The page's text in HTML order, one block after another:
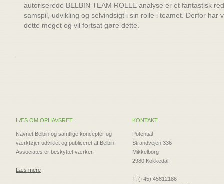
autoriserede BELBIN TEAM ROLLE analyse er et fantastisk
samspil, udvikling og selvindsigt i sin rolle i teamet. Derfor har
dette meget og vil fortsat gøre dette.
LÆS OM OPHAVSRET
Navnet Belbin og samtlige koncepter og
værktøjer udviklet og publiceret af Belbin
Associates er beskyttet værker.
Læs mere
KONTAKT
Potential
Strandvejen 336
Mikkelborg
2980 Kokkedal
T: (+45) 45812186